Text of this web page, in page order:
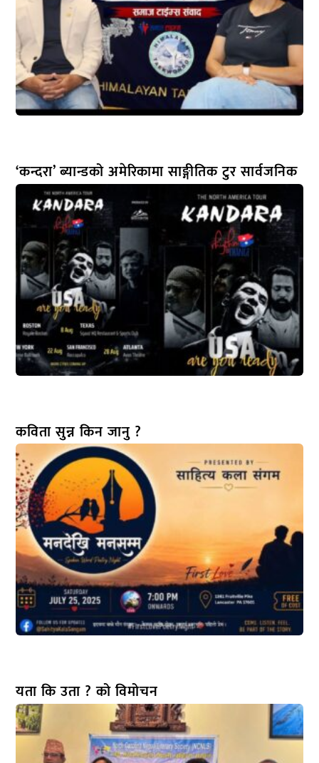
‘कन्दरा’ ब्यान्डको अमेरिकामा साङ्गीतिक टुर सार्वजनिक
कविता सुन्न किन जानु ?
यता कि उता ? को विमोचन